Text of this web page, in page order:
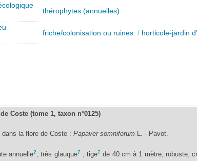
thérophytes (annuelles)
friche/colonisation ou ruines / horticole-jardin
Coste (tome 1, taxon n°0125)
dans la flore de Coste : Papaver somniferum L. - Pavot.
annuelle? , très glauque? ; tige? de 40 cm à 1 mètre, robuste,